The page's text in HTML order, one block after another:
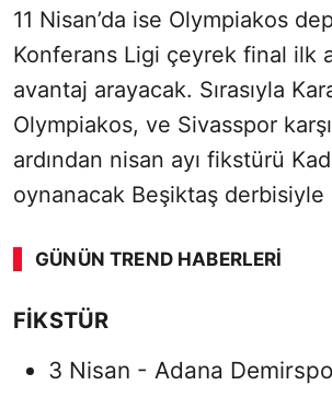
11 Nisan’da ise Olympiakos
Konferans Ligi çeyrek final ilk
avantaj arayacak. Sırasıyla
Olympiakos, ve Sivasspor
ardından nisan ayı fikstürü
oynanacak Beşiktaş derbisiyle
GÜNÜN TREND HABERLERI
FİKSTÜR
3 Nisan - Adana